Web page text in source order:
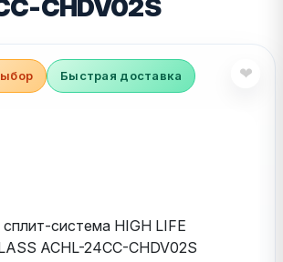
CHDV02S
Быстрая доставка ❤